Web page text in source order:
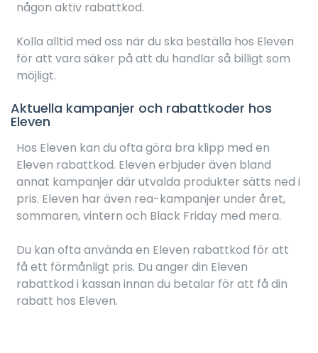
någon aktiv rabattkod.
Kolla alltid med oss när du ska beställa hos Eleven
för att vara säker på att du handlar så billigt som
möjligt.
Aktuella kampanjer och rabattkoder hos
Eleven
Hos Eleven kan du ofta göra bra klipp med en
Eleven rabattkod. Eleven erbjuder även bland
annat kampanjer där utvalda produkter sätts ned i
pris. Eleven har även rea-kampanjer under året,
sommaren, vintern och Black Friday med mera.
Du kan ofta använda en Eleven rabattkod för att
få ett förmånligt pris. Du anger din Eleven
rabattkod i kassan innan du betalar för att få din
rabatt hos Eleven.